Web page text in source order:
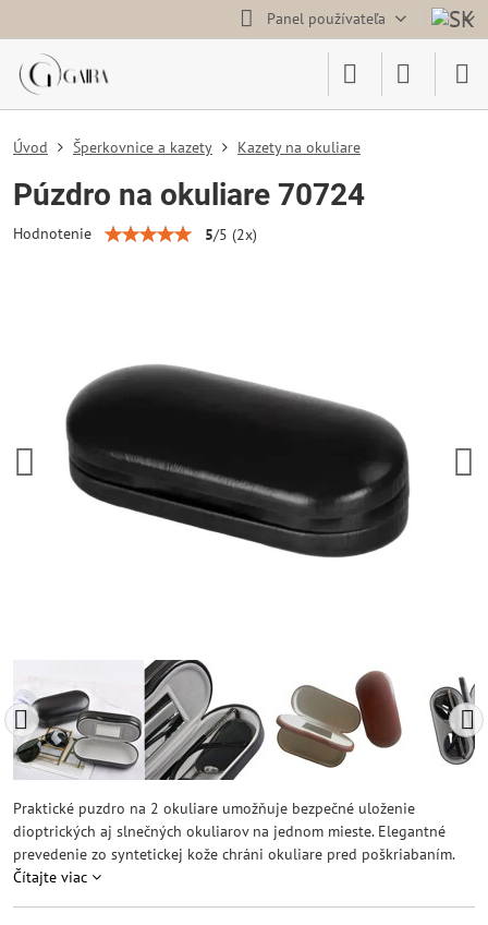
Panel používateľa
Úvod Šperkovnice a kazety Kazety na okuliare
Púzdro na okuliare 70724
Hodnotenie 5/5 (2x)
Praktické puzdro na 2 okuliare umožňuje bezpečné uloženie
dioptrických aj slnečných okuliarov na jednom mieste. Elegantné
prevedenie zo syntetickej kože chráni okuliare pred poškriabaním.
Čítajte viac